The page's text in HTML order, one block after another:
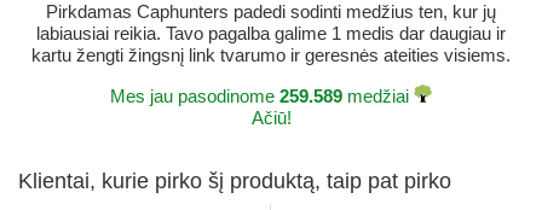
Pirkdamas Caphunters padedi sodinti medžius ten, kur jų
labiausiai reikia. Tavo pagalba galime 1 medis dar daugiau ir
kartu žengti žingsnį link tvarumo ir geresnės ateities visiems.
Mes jau pasodinome 259.589 medžiai
Ačiū!
Klientai, kurie pirko šį produktą, taip pat pirko